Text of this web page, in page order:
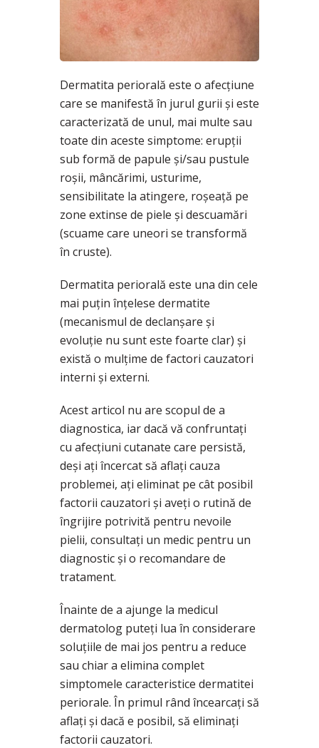
Dermatita periorală este o afecțiune
care se manifestă în jurul gurii și este
caracterizată de unul, mai multe sau
toate din aceste simptome: erupții
sub formă de papule și/sau pustule
roșii, mâncărimi, usturime,
sensibilitate la atingere, roșeață pe
zone extinse de piele și descuamări
(scuame care uneori se transformă
în cruste).
Dermatita periorală este una din cele
mai puțin înțelese dermatite
(mecanismul de declanșare și
evoluție nu sunt este foarte clar) și
există o mulțime de factori cauzatori
interni și externi.
Acest articol nu are scopul de a
diagnostica, iar dacă vă confruntați
cu afecțiuni cutanate care persistă,
deși ați încercat să aflați cauza
problemei, ați eliminat pe cât posibil
factorii cauzatori și aveți o rutină de
îngrijire potrivită pentru nevoile
pielii, consultați un medic pentru un
diagnostic și o recomandare de
tratament.
Înainte de a ajunge la medicul
dermatolog puteți lua în considerare
soluțiile de mai jos pentru a reduce
sau chiar a elimina complet
simptomele caracteristice dermatitei
periorale. În primul rând încearcați să
aflați și dacă e posibil, să eliminați
factorii cauzatori.